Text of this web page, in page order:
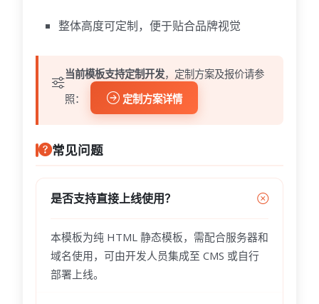
整体高度可定制，便于贴合品牌视觉
当前模板支持定制开发，定制方案及报价请参
照：
定制方案详情
常见问题
是否支持直接上线使用？
本模板为纯 HTML 静态模板，需配合服务器和
域名使用，可由开发人员集成至 CMS 或自行
部署上线。